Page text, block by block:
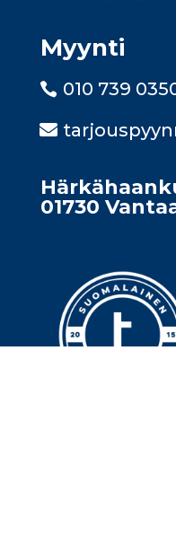
Myynti
010 739
01730